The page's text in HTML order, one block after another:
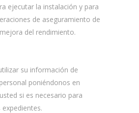
ejecutar la instalación y para
de aseguramiento de
del rendimiento.
su información de
poniéndonos en
si es necesario para